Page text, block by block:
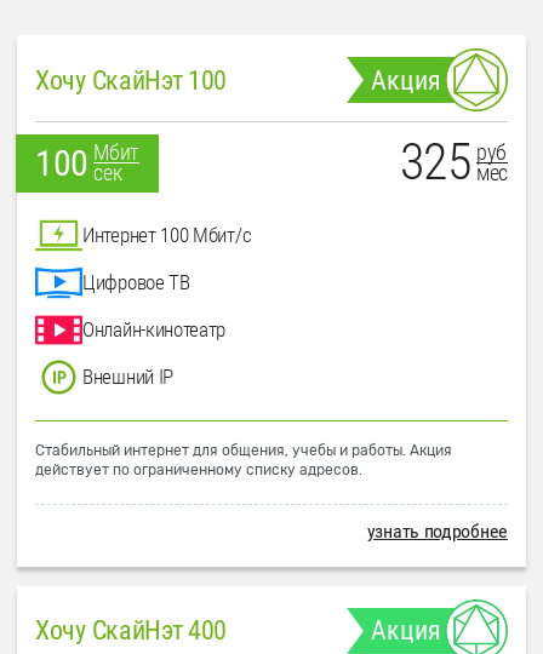
Хочу СкайНэт 100 Акция
100 Мбит
сек
325 руб
мес
Интернет 100 Мбит/с
Цифровое ТВ
Онлайн-кинотеатр
Внешний IP
Стабильный интернет для общения, учебы и работы. Акция
действует по ограниченному списку адресов.
узнать подробнее
Хочу СкайНэт 400 Акция